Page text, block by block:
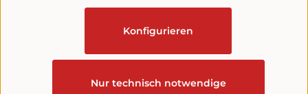
Nur technisch notwendige
Konfigurieren